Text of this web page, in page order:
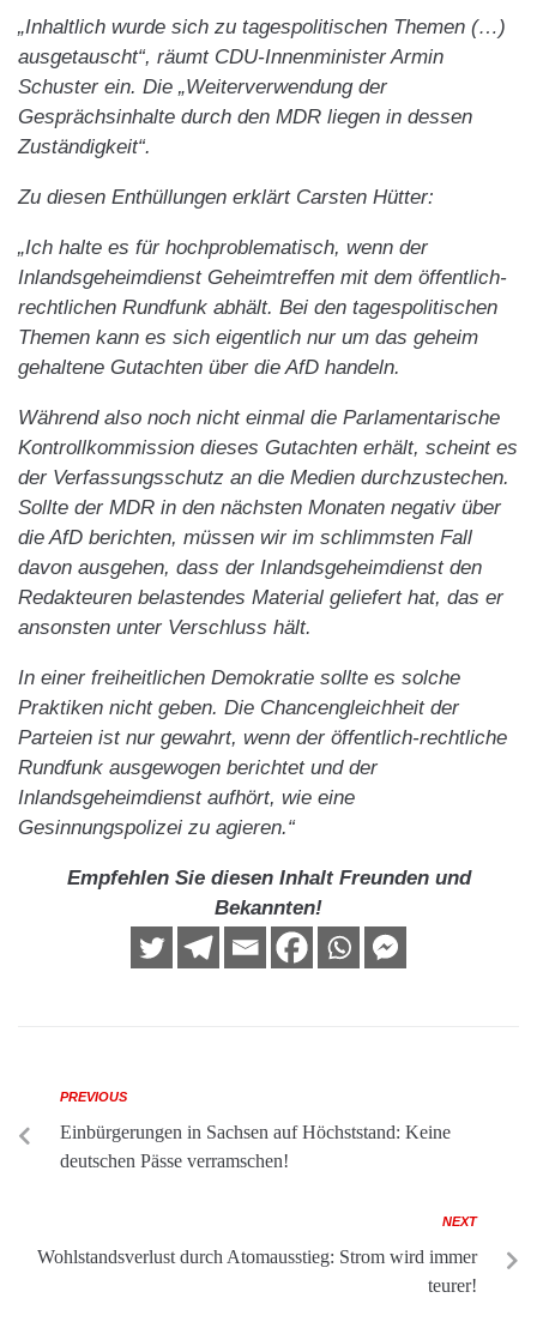
„Inhaltlich wurde sich zu tagespolitischen Themen (…)
ausgetauscht“, räumt CDU-Innenminister Armin
Schuster ein. Die „Weiterverwendung der
Gesprächsinhalte durch den MDR liegen in dessen
Zuständigkeit“.
Zu diesen Enthüllungen erklärt Carsten Hütter:
„Ich halte es für hochproblematisch, wenn der
Inlandsgeheimdienst Geheimtreffen mit dem öffentlich-
rechtlichen Rundfunk abhält. Bei den tagespolitischen
Themen kann es sich eigentlich nur um das geheim
gehaltene Gutachten über die AfD handeln.
Während also noch nicht einmal die Parlamentarische
Kontrollkommission dieses Gutachten erhält, scheint es
der Verfassungsschutz an die Medien durchzustechen.
Sollte der MDR in den nächsten Monaten negativ über
die AfD berichten, müssen wir im schlimmsten Fall
davon ausgehen, dass der Inlandsgeheimdienst den
Redakteuren belastendes Material geliefert hat, das er
ansonsten unter Verschluss hält.
In einer freiheitlichen Demokratie sollte es solche
Praktiken nicht geben. Die Chancengleichheit der
Parteien ist nur gewahrt, wenn der öffentlich-rechtliche
Rundfunk ausgewogen berichtet und der
Inlandsgeheimdienst aufhört, wie eine
Gesinnungspolizei zu agieren.“
Empfehlen Sie diesen Inhalt Freunden und
Bekannten!
PREVIOUS
Einbürgerungen in Sachsen auf Höchststand: Keine
deutschen Pässe verramschen!
NEXT
Wohlstandsverlust durch Atomausstieg: Strom wird immer
teurer!